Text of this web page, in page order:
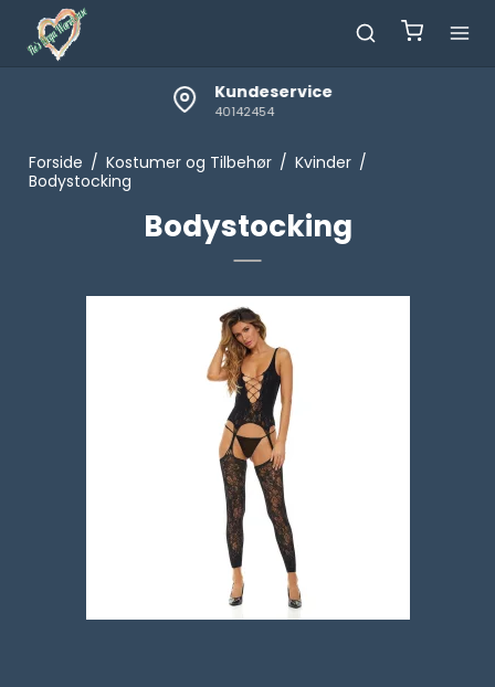
Kundeservice
40142454
Forside / Kostumer og Tilbehør / Kvinder /
Bodystocking
Bodystocking